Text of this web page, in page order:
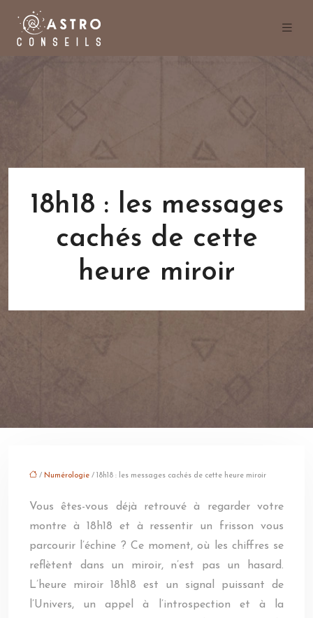
18h18 : les messages
cachés de cette
heure miroir
/ Numérologie / 18h18 : les messages cachés de cette heure miroir
Vous êtes-vous déjà retrouvé à regarder votre
montre à 18h18 et à ressentir un frisson vous
parcourir l’échine ? Ce moment, où les chiffres se
reflètent dans un miroir, n’est pas un hasard.
L’heure miroir 18h18 est un signal puissant de
l’Univers, un appel à l’introspection et à la